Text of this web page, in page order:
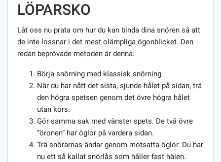
LÖPARSKO
Låt oss nu prata om hur du kan binda dina snören så att
de inte lossnar i det mest olämpliga ögonblicket. Den
redan beprövade metoden är denna:
Börja snörning med klassisk snörning.
När du har nått det sista, sjunde hålet på sidan, trä
den högra spetsen genom det övre högra hålet
utan kors.
Gör samma sak med vänster spets. De två övre
”öronen” har öglor på vardera sidan.
Trä snörarnas ändar genom motsatta öglor. Du har
nu ett så kallat snörlås som håller fast hälen.